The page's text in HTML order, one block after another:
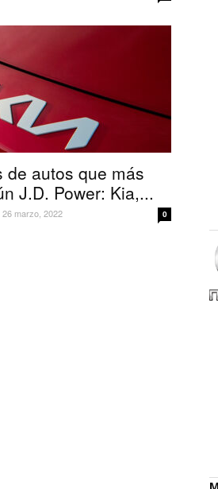
de autos que más
J.D. Power: Kia,...
26 marzo, 2022 0